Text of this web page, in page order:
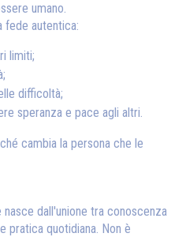
umano.
fede autentica:
limiti;
difficoltà;
speranza e pace agli altri.
cambia la persona che le
dall'unione tra conoscenza
pratica quotidiana. Non è